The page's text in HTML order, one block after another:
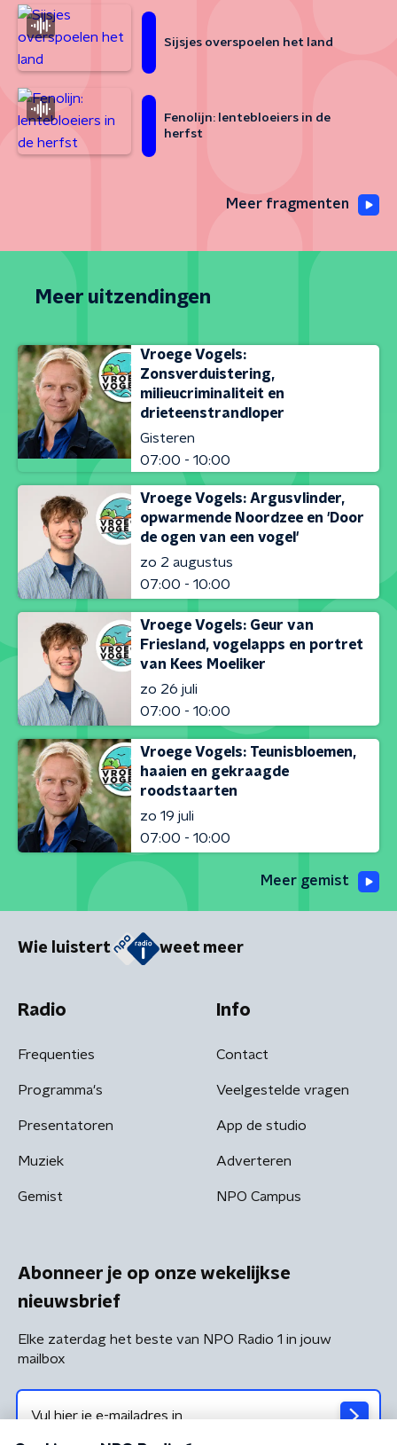
Sijsjes overspoelen het land
Fenolijn: lentebloeiers in de
herfst
Meer fragmenten
Meer uitzendingen
Vroege Vogels:
Zonsverduistering,
milieucriminaliteit en
drieteenstrandloper
Gisteren
07:00 - 10:00
Vroege Vogels: Argusvlinder,
opwarmende Noordzee en 'Door
de ogen van een vogel'
zo 2 augustus
07:00 - 10:00
Vroege Vogels: Geur van
Friesland, vogelapps en portret
van Kees Moeliker
zo 26 juli
07:00 - 10:00
Vroege Vogels: Teunisbloemen,
haaien en gekraagde
roodstaarten
zo 19 juli
07:00 - 10:00
Meer gemist
Wie luistert weet meer
Radio
Frequenties
Programma's
Presentatoren
Muziek
Gemist
Info
Contact
Veelgestelde vragen
App de studio
Adverteren
NPO Campus
Abonneer je op onze wekelijkse
nieuwsbrief
Elke zaterdag het beste van NPO Radio 1 in jouw
mailbox